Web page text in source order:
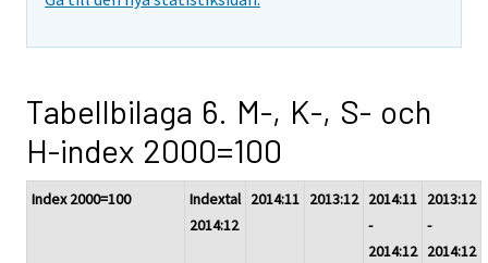
Tabellbilaga 6. M-, K-, S- och
H-index 2000=100
Index 2000=100
Indextal
2014:12
2014:11 2013:12 2014:11
-
2014:12
2013:12
-
2014:12